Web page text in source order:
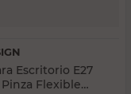
Escritorio E27
Flexible